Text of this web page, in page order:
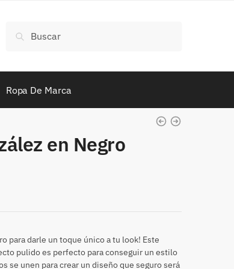
por:
Buscar
Ropa De Marca
en Negro
para darle un toque único a tu look! Este
pulido es perfecto para conseguir un estilo
se unen para crear un diseño que seguro será